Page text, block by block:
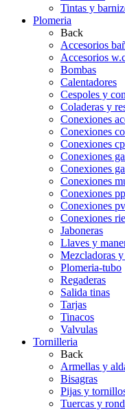
Tintas y
Plomeria
Back
Accesorios
Accesorios
Bombas
Calentadores
Cespoles y
Coladeras y
Conexiones
Conexiones
Conexiones
Conexiones
Conexiones
Conexiones
Conexiones
Conexiones
Conexiones
Jaboneras
Llaves y
Mezcladoras
Plomeria-tubo
Regaderas
Salida tinas
Tarjas
Tinacos
Valvulas
Tornilleria
Back
Armellas y
Bisagras
Pijas y
Tuercas y